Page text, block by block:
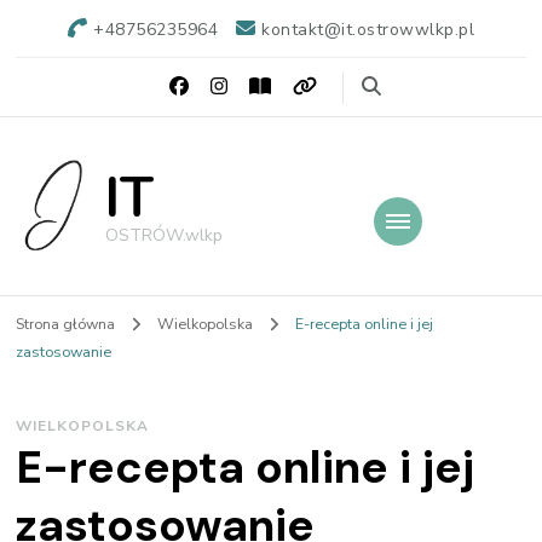
+48756235964 kontakt@it.ostrowwlkp.pl
IT
OSTRÓW.wlkp
Strona główna Wielkopolska
E-recepta online i jej
zastosowanie
WIELKOPOLSKA
E-recepta online i jej
zastosowanie